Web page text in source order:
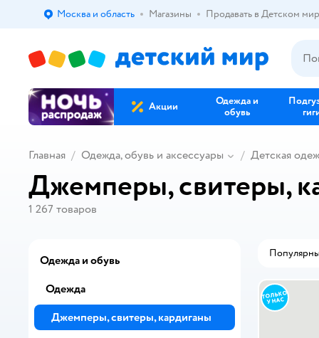
Выбор адреса доставки.
Москва и область Магазины Продавать в Детском
Акции
Одежда и
обувь
Главная Одежда, обувь и аксессуары Детская
Джемперы, свитеры,
1 267 товаров
Одежда и обувь
Одежда
Джемперы, свитеры, кардиганы